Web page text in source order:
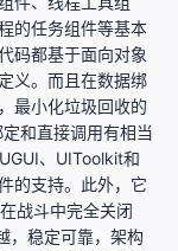
的任务组件等基本
码都基于面向对象
义。而且在数据绑
最小化垃圾回收的
和直接调用有相当
、UIToolkit和
的支持。此外，它
战斗中完全关闭
，稳定可靠，架构